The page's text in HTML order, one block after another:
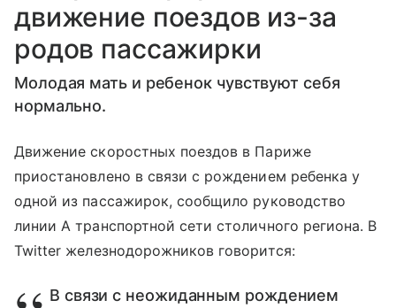
движение поездов из-за
родов пассажирки
Молодая мать и ребенок чувствуют себя
нормально.
Движение скоростных поездов в Париже
приостановлено в связи с рождением ребенка у
одной из пассажирок, сообщило руководство
линии А транспортной сети столичного региона. В
Twitter железнодорожников говорится:
В связи с неожиданным рождением